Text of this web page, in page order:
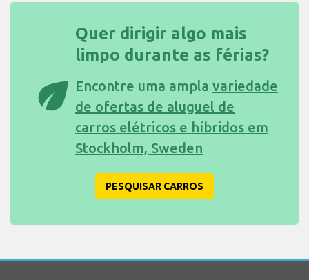
eco
Quer dirigir algo mais
limpo durante as férias?
Encontre uma ampla variedade
de ofertas de aluguel de
carros elétricos e híbridos em
Stockholm, Sweden
PESQUISAR CARROS